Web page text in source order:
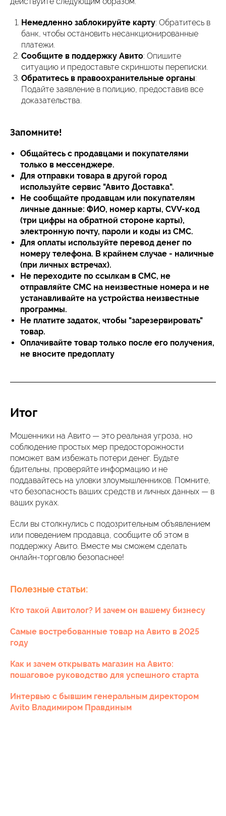
Немедленно заблокируйте карту: Обратитесь в
банк, чтобы остановить несанкционированные
платежи.
Сообщите в поддержку Авито: Опишите
ситуацию и предоставьте скриншоты переписки.
Обратитесь в правоохранительные органы:
Подайте заявление в полицию, предоставив все
доказательства.
Запомните!
Общайтесь с продавцами и покупателями
только в мессенджере.
Для отправки товара в другой город
используйте сервис "Авито Доставка".
Не сообщайте продавцам или покупателям
личные данные: ФИО, номер карты, CVV-код
(три цифры на обратной стороне карты),
электронную почту, пароли и коды из СМС.
Для оплаты используйте перевод денег по
номеру телефона. В крайнем случае - наличные
(при личных встречах).
Не переходите по ссылкам в СМС, не
отправляйте СМС на неизвестные номера и не
устанавливайте на устройства неизвестные
программы.
Не платите задаток, чтобы "зарезервировать"
товар.
Оплачивайте товар только после его получения,
не вносите предоплату
Итог
Мошенники на Авито — это реальная угроза, но
соблюдение простых мер предосторожности
поможет вам избежать потери денег. Будьте
бдительны, проверяйте информацию и не
поддавайтесь на уловки злоумышленников. Помните,
что безопасность ваших средств и личных данных — в
ваших руках.
Если вы столкнулись с подозрительным объявлением
или поведением продавца, сообщите об этом в
поддержку Авито. Вместе мы сможем сделать
онлайн-торговлю безопаснее!
Полезные статьи:
Кто такой Авитолог? И зачем он вашему бизнесу
Самые востребованные товар на Авито в 2025
году
Как и зачем открывать магазин на Авито:
пошаговое руководство для успешного старта
Интервью с бывшим генеральным директором
Avito Владимиром Правдиным